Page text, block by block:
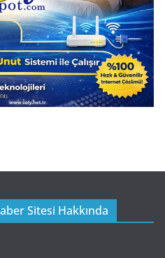
Sitesi Hakkında